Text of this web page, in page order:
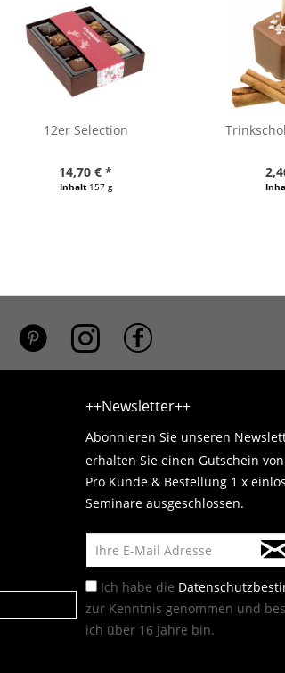
12er Selection
14,70 € *
Inhalt 157 g
++Newsletter++
Abonnieren Sie unseren
erhalten Sie einen Gutschein von
Pro Kunde & Bestellung 1 x
Seminare ausgeschlossen.
Ich habe die
zur Kenntnis genommen und
ich über 16 Jahre bin.